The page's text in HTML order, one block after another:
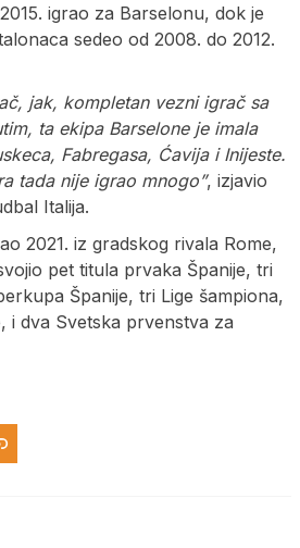
igrao za Barselonu, dok je
sedeo od 2008. do 2012.
jak, kompletan vezni igrač sa
ta ekipa Barselone je imala
Fabregasa, Ćavija i Inijeste.
tada nije igrao mnogo”, izjavio
Italija.
2021. iz gradskog rivala Rome,
pet titula prvaka Španije, tri
Španije, tri Lige šampiona,
i dva Svetska prvenstva za